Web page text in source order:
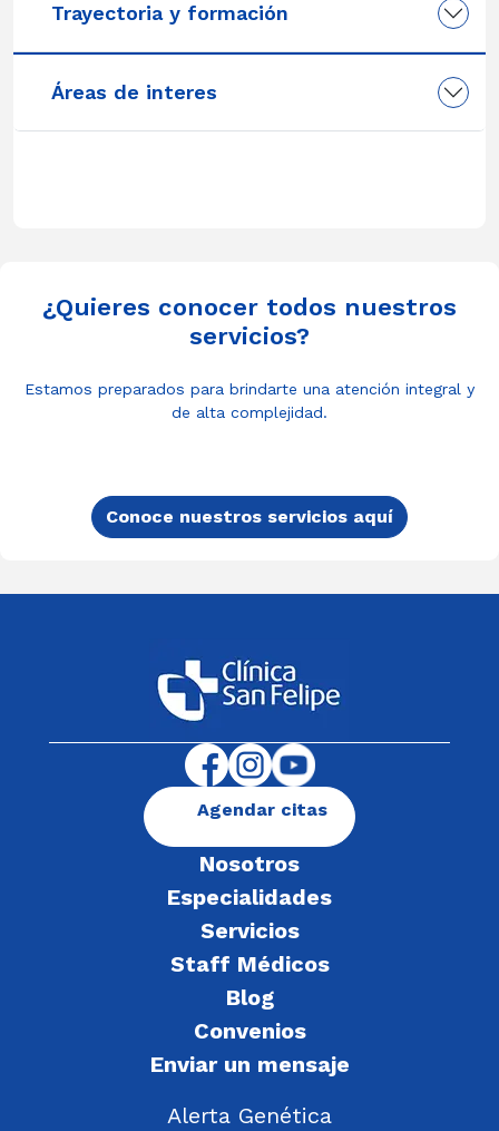
Trayectoria y formación
Áreas de interes
¿Quieres conocer todos nuestros
servicios?
Estamos preparados para brindarte una atención integral y
de alta complejidad.
Conoce nuestros servicios aquí
Nosotros
Especialidades
Servicios
Staff Médicos
Blog
Convenios
Enviar un mensaje
Alerta Genética
Agendar citas